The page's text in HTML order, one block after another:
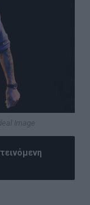
Image